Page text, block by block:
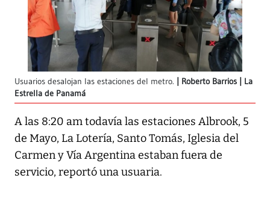
Usuarios desalojan las estaciones del metro.
Roberto Barrios | La
Estrella de Panamá
A las 8:20 am todavía las estaciones Albrook, 5
de Mayo, La Lotería, Santo Tomás, Iglesia del
Carmen y Vía Argentina estaban fuera de
servicio, reportó una usuaria.